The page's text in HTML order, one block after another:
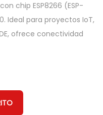
chip ESP8266 (ESP-
Ideal para proyectos IoT,
ofrece conectividad